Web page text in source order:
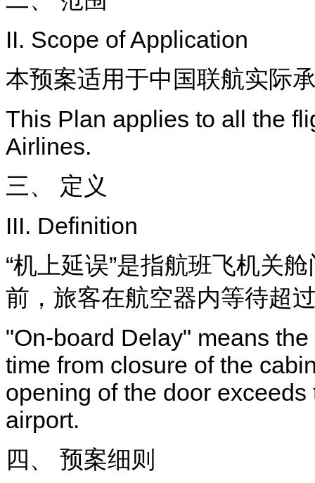
II. Scope of Application
本预案适用于中国联航实际
This Plan applies to all the
Airlines.
三、 定义
III. Definition
“机上延误”是指航班飞机关
前，旅客在航空器内等待超
"On-board Delay" means
time from closure of the
opening of the door
airport.
四、 预案细则